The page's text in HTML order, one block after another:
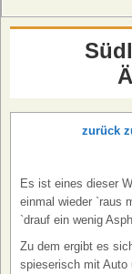
zurück
Es ist eines dieser
einmal wieder `raus
`drauf ein wenig
Zu dem ergibt es
spieserisch mit Auto